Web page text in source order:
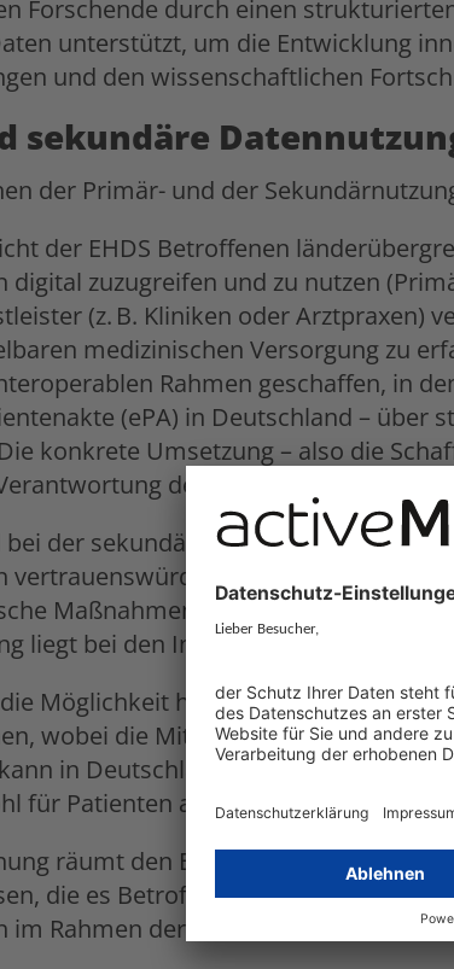
Forschende durch einen
unterstützt, um die Entwicklung
und den wissenschaftlichen
sekundäre
der Primär- und der
der EHDS Betroffenen
digital zuzugreifen und zu nutzen
(z. B. Kliniken oder Arztpraxen)
medizinischen Versorgung zu
Rahmen geschaffen, in
(ePA) in Deutschland – über
konkrete Umsetzung – also die
der jeweiligen
der sekundären Datennutzung
vertrauenswürdig für wissenschaftliche
Maßnahmen eingesetzt werden
liegt bei den Inhabern der
Möglichkeit haben, auf ihre Daten
wobei die Mitgliedstaaten deren
in Deutschland im Rahmen des
für Patienten als auch für
räumt den EU-Mitgliedsstaaten
die es Betroffenen erlauben, dem
im Rahmen der Primär- und